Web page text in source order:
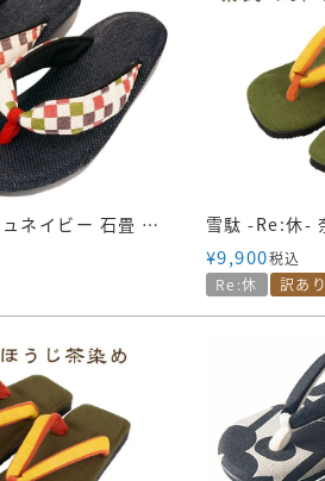
雪駄 パナマメッシュネイビー 石畳 【レディース】｜R257
¥9,900税込
Re:休
訳あり